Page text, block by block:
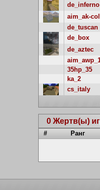
de_inferno
aim_ak-
de_tuscan
de_box
de_aztec
35hp_35
ka_2
cs_italy
0 Жертв(ы)
# Ранг